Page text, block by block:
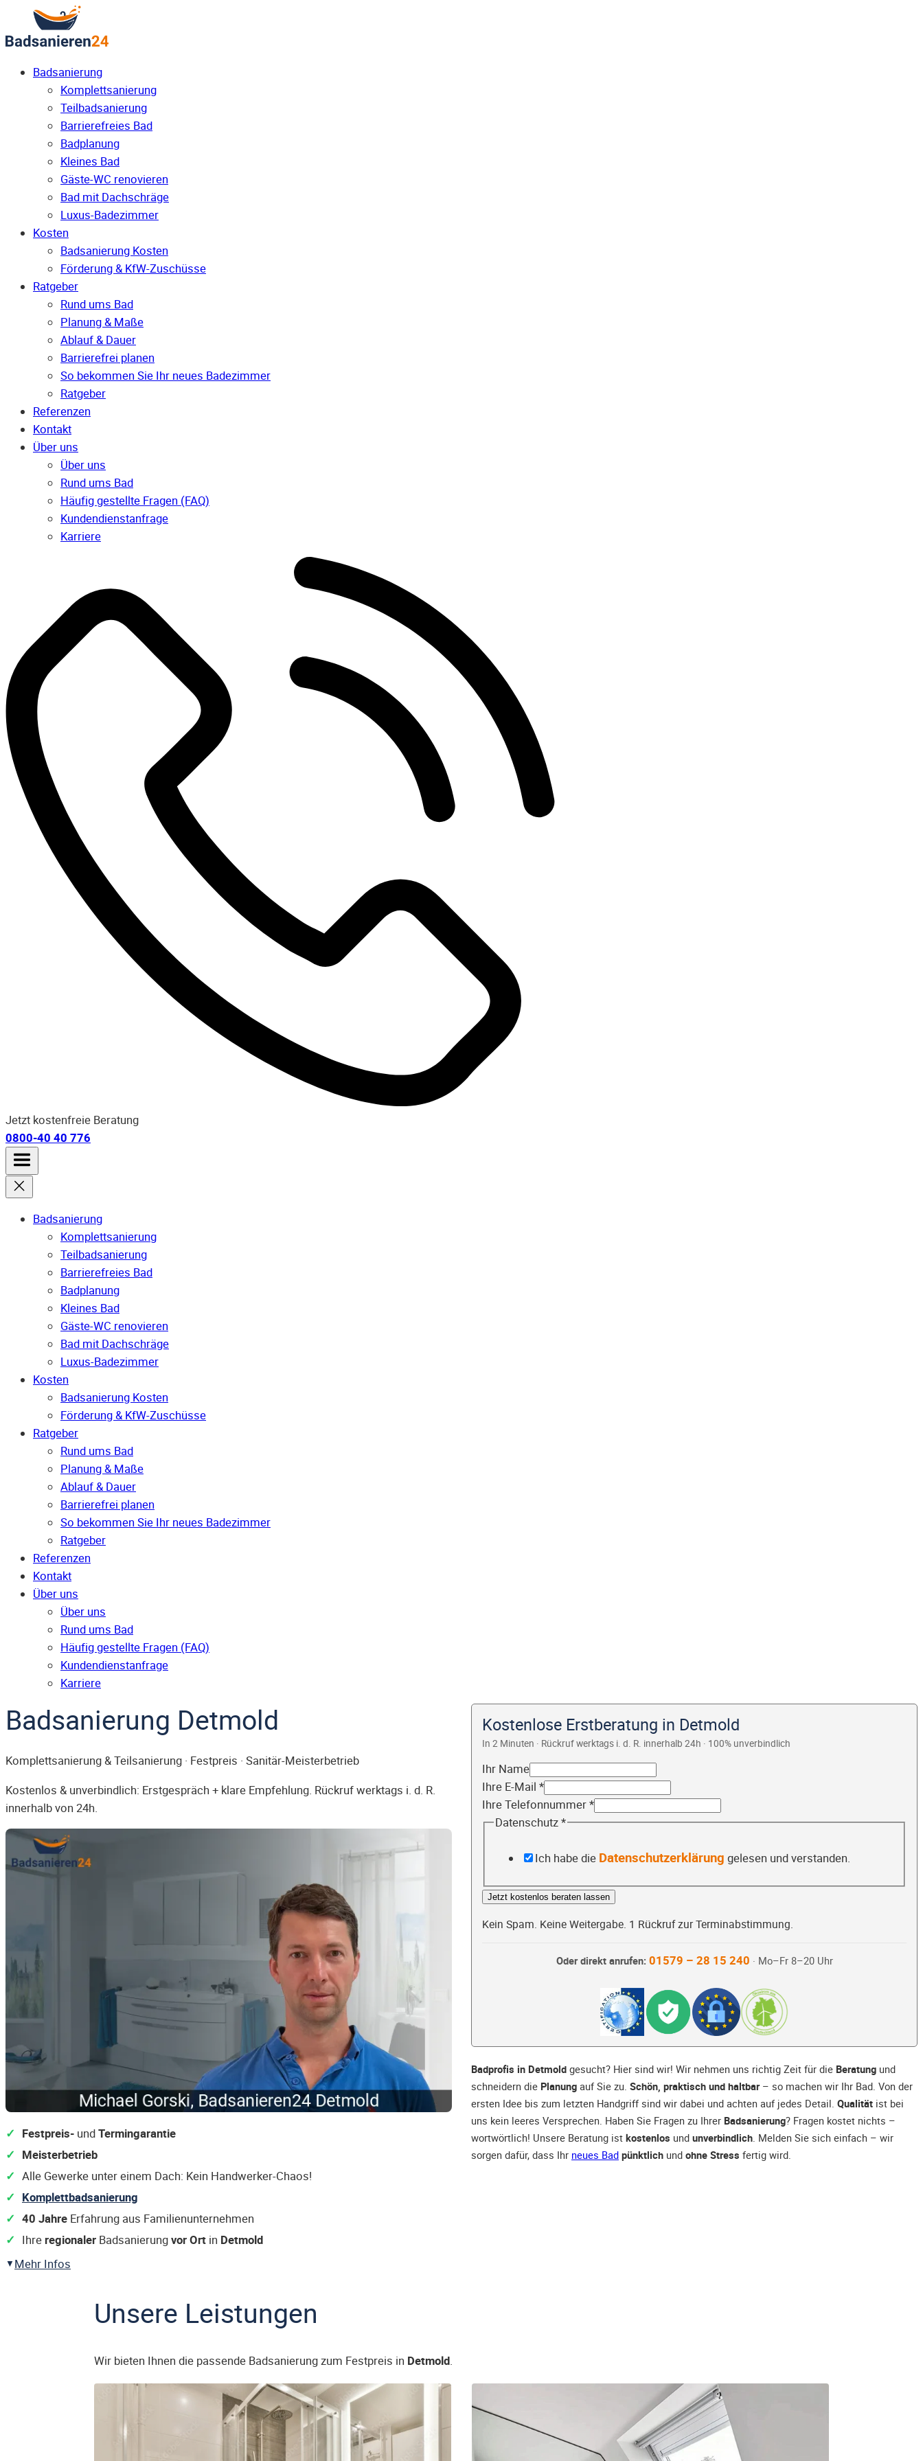
Badsanierung
Komplettsanierung
Teilbadsanierung
Barrierefreies Bad
Badplanung
Kleines Bad
Gäste-WC renovieren
Bad mit Dachschräge
Luxus-Badezimmer
Kosten
Badsanierung Kosten
Förderung & KfW-Zuschüsse
Ratgeber
Rund ums Bad
Planung & Maße
Ablauf & Dauer
Barrierefrei planen
So bekommen Sie Ihr neues Badezimmer
Ratgeber
Referenzen
Kontakt
Über uns
Über uns
Rund ums Bad
Häufig gestellte Fragen (FAQ)
Kunden­dienst­anfrage
Karriere
Jetzt kostenfreie Beratung
0800-40 40 776
Badsanierung
Komplettsanierung
Teilbadsanierung
Barrierefreies Bad
Badplanung
Kleines Bad
Gäste-WC renovieren
Bad mit Dachschräge
Luxus-Badezimmer
Kosten
Badsanierung Kosten
Förderung & KfW-Zuschüsse
Ratgeber
Rund ums Bad
Planung & Maße
Ablauf & Dauer
Barrierefrei planen
So bekommen Sie Ihr neues Badezimmer
Ratgeber
Referenzen
Kontakt
Über uns
Über uns
Rund ums Bad
Häufig gestellte Fragen (FAQ)
Kunden­dienst­anfrage
Karriere
Badsanierung Detmold
Komplettsanierung & Teilsanierung · Festpreis · Sanitär-Meisterbetrieb
Kostenlos & unverbindlich: Erstgespräch + klare Empfehlung. Rückruf werktags i. d. R.
innerhalb von 24h.
Festpreis- undTermingarantie
Meisterbetrieb
Alle Gewerke unter einem Dach: Kein Handwerker-Chaos!
Komplettbadsanierung
40 Jahre Erfahrung aus Familienunternehmen
Ihre regionaler Badsanierungvor Ort in Detmold
Mehr Infos
Kostenlose Erstberatung in Detmold
In 2 Minuten · Rückruf werktags i. d. R. innerhalb 24h · 100% unverbindlich
Ihr Name
Ihre E-Mail *
Ihre Telefonnummer*
Datenschutz*
Ich habe die Datenschutzerklärung gelesen und verstanden.
Jetzt kostenlos beraten lassen
Kein Spam. Keine Weitergabe. 1 Rückruf zur Terminabstimmung.
Oder direkt anrufen: 01579 – 28 15 240 · Mo–Fr 8–20 Uhr
Badprofis in Detmold gesucht? Hier sind wir! Wir nehmen uns richtig Zeit für die Beratung und
schneidern die Planung auf Sie zu. Schön, praktisch und haltbar– so machen wir Ihr Bad. Von der
ersten Idee bis zum letzten Handgriff sind wir dabei und achten auf jedes Detail. Qualität ist bei
uns kein leeres Versprechen. Haben Sie Fragen zu Ihrer Badsanierung? Fragen kostet nichts –
wortwörtlich! Unsere Beratung ist kostenlos und unverbindlich. Melden Sie sich einfach – wir
sorgen dafür, dass Ihr neues Bad pünktlich und ohne Stress fertig wird.
Unsere Leistungen
Wir bieten Ihnen die passende Badsanierung zum Festpreis in Detmold.